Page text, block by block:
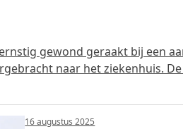
gewond geraakt bij een
naar het ziekenhuis.
16 augustus 2025